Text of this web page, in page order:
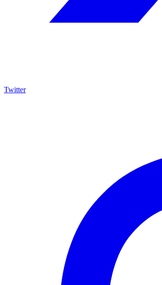
Twitter